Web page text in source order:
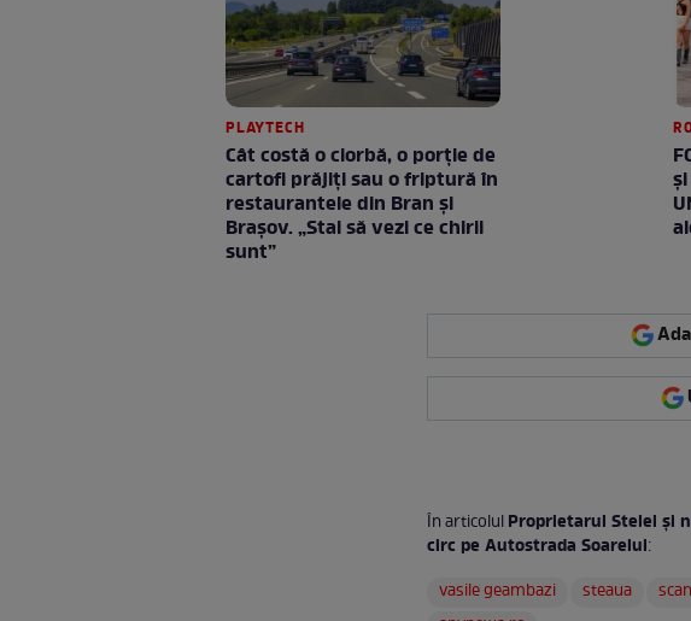
PLAYTECH
Cât costă o ciorbă, o porţie de
cartofi prăjiţi sau o friptură în
restaurantele din Bran şi
Braşov. „Stai să vezi ce chirii
sunt”
În articolulProprietarul Stelei şi
circ pe Autostrada Soarelui:
vasile geambazi
steaua